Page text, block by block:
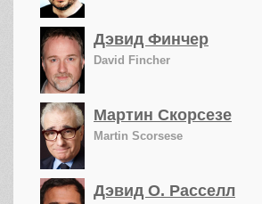
Дэвид Финчер
David Fincher
Мартин Скорсезе
Martin Scorsese
Дэвид О. Расселл